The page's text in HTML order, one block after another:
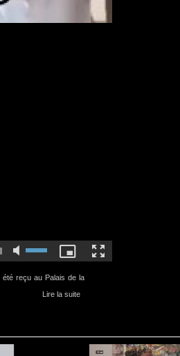
reçu au Palais de la
Lire la suite